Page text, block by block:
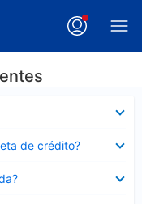
de crédito?